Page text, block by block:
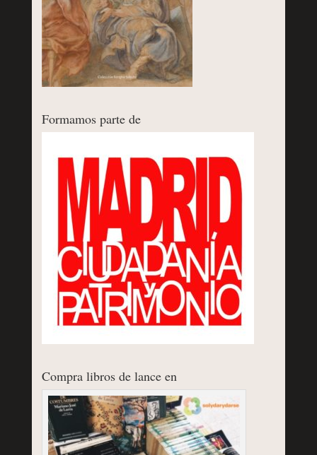
Formamos parte de
Compra libros de lance en